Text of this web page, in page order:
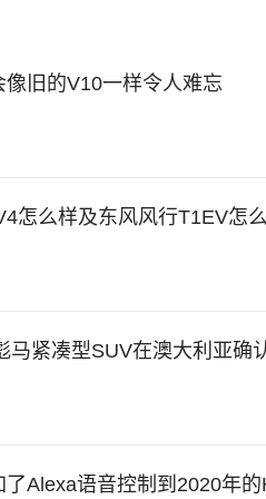
像旧的V10一样令人难忘
怎么样及东风风行T1EV怎
马紧凑型SUV在澳大利亚确
了Alexa语音控制到2020年